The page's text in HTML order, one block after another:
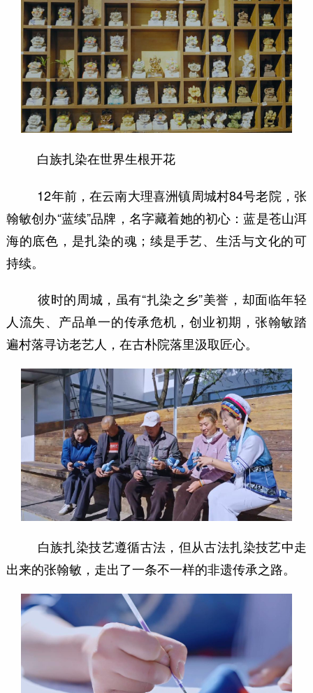
白族扎染在世界生根开花
12年前，在云南大理喜洲镇周城村84号老院，张
翰敏创办“蓝续”品牌，名字藏着她的初心：蓝是苍山洱
海的底色，是扎染的魂；续是手艺、生活与文化的可
持续。
彼时的周城，虽有“扎染之乡”美誉，却面临年轻
人流失、产品单一的传承危机，创业初期，张翰敏踏
遍村落寻访老艺人，在古朴院落里汲取匠心。
白族扎染技艺遵循古法，但从古法扎染技艺中走
出来的张翰敏，走出了一条不一样的非遗传承之路。